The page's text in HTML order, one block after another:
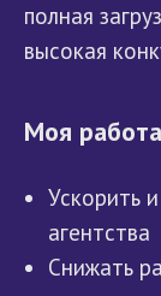
полная
высокая
Ускорить
агентства
Снижать
Моя